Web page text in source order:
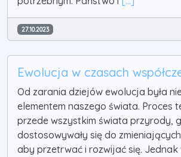
27.10.2023
Ewolucja w czasach
Od zarania dziejów ewolucja była
elementem naszego świata. Proces
przede wszystkim świata przyrody,
dostosowywały się do
aby przetrwać i rozwijać się. Jednak